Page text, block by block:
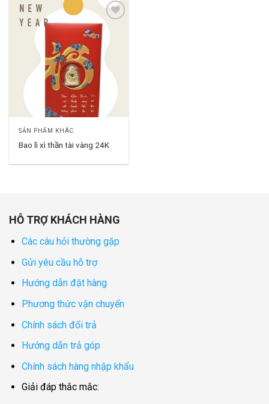
Add to
wishlist
SẢN PHẨM KHÁC
Bao lì xì thần tài vàng 24K
HỖ TRỢ KHÁCH HÀNG
Các câu hỏi thường gặp
Gửi yêu cầu hỗ trợ
Hướng dẫn đặt hàng
Phương thức vận chuyển
Chính sách đổi trả
Hướng dẫn trả góp
Chính sách hàng nhập khẩu
Giải đáp thắc mắc: